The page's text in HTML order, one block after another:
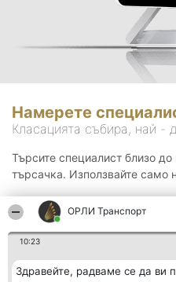
ОРЛИ Транспорт
10:23
Здравейте, радваме се да ви
Намерете
Класацията събира, най -
Търсите специалист близо
търсачка. Използвайте само